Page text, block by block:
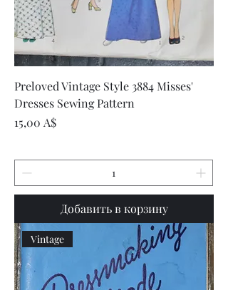
Preloved Vintage Style 3884 Misses'
Dresses Sewing Pattern
Цена
15,00 A$
Добавить в корзину
Vintage